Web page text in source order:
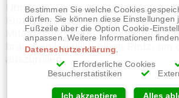
Übrigens: Diese Methode eignet
Einzelsitzungen. Ihre
Mitarbeiter müssen sich nicht
brauchen lediglich einen Platz, um
auszurollen.
Bestimmen Sie welche Cookies
dürfen. Sie können diese Einstellungen
Fußzeile über die Option Cookie-
anpassen. Weitere Informationen
Datenschutzerklärung.
Erforderliche Cookies
Besucherstatistiken
Ich akzeptiere Alles